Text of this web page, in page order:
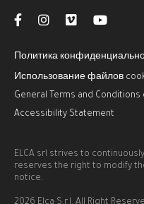
Политика
Использование файлов
General Terms and Conditions
Accessibility Statement
ELCA srl strives to
reserves the right to modify
notice.